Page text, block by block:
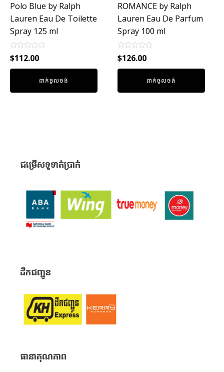
Polo Blue by Ralph
Lauren Eau De Toilette
Spray 125 ml
Rated
0
out
$112.00
ដាក់ចូលថង់
ROMANCE by Ralph
Lauren Eau De Parfum
Spray 100 ml
Rated
0
out
$126.00
ដាក់ចូលថង់
ជម្រើសទូទាត់ប្រាក់
ដឹកជញ្ជូន
ធានាគុណភាព